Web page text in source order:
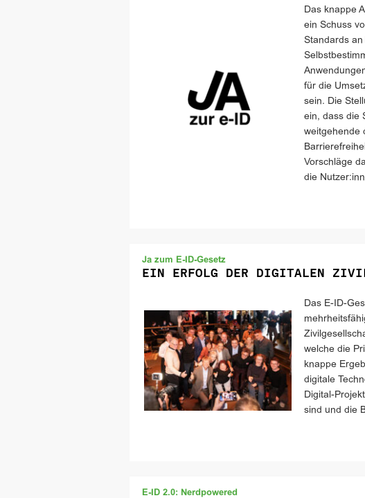
Das knappe
ein Schuss
Standards
für die
sein. Die
ein, dass die
weitgehende
Vorschläge
die
Ja zum E-ID-Gesetz
EIN ERFOLG DER DIGITALEN
Das E-ID-
welche die
knappe
digitale
Digital-
sind und die
E-ID 2.0: Nerdpowered